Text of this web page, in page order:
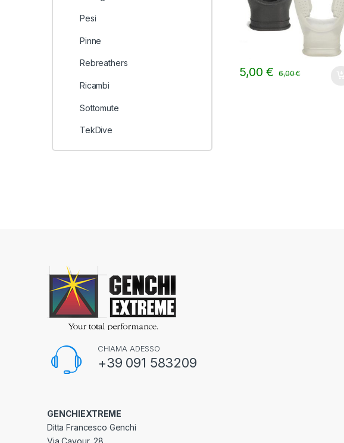
5,00€ 6,00€
Pesi
Pinne
Rebreathers
Ricambi
Sottomute
TekDive
CHIAMA ADESSO
+39 091 583209
GENCHIEXTREME
Ditta Francesco Genchi
Via Cavour, 28